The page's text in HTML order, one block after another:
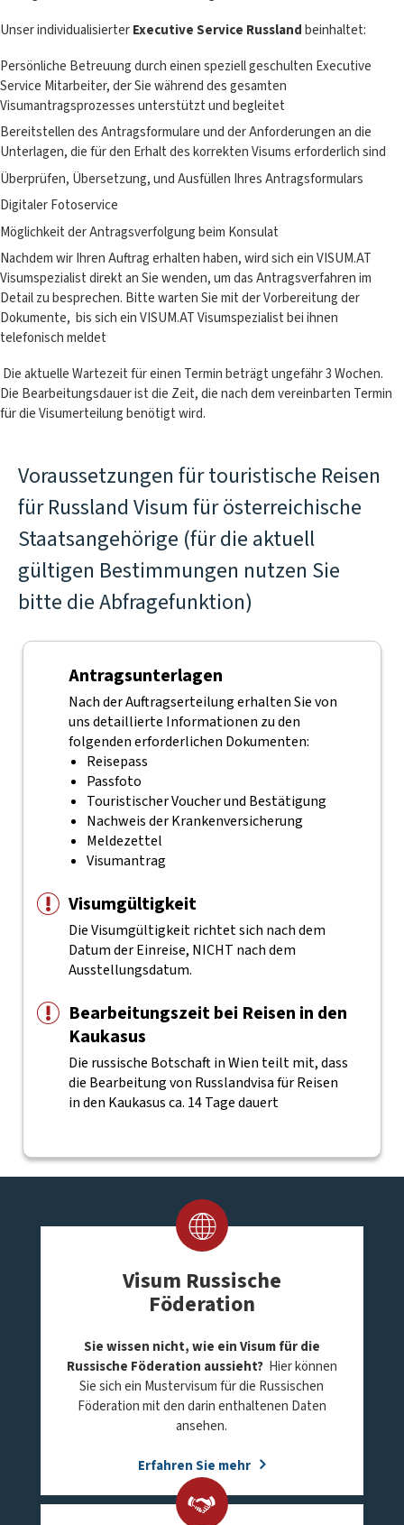
Unser individualisierterExecutive Service Russlandbeinhaltet:
Persönliche Betreuung durch einen speziell geschulten Executive
Service Mitarbeiter, der Sie während des gesamten
Visumantragsprozesses unterstützt und begleitet
Bereitstellen des Antragsformulare und der Anforderungen an die
Unterlagen, die für den Erhalt des korrekten Visums erforderlich sind
Überprüfen, Übersetzung, und Ausfüllen Ihres Antragsformulars
Digitaler Fotoservice
Möglichkeit der Antragsverfolgung beim Konsulat
Nachdem wir Ihren Auftrag erhalten haben, wird sich ein VISUM.AT
Visumspezialist direkt an Sie wenden, um das Antragsverfahren im
Detail zu besprechen. Bitte warten Sie mit der Vorbereitung der
Dokumente, bis sich ein VISUM.AT Visumspezialist bei ihnen
telefonisch meldet
Die aktuelle Wartezeit für einen Termin beträgt ungefähr 3 Wochen.
Die Bearbeitungsdauer ist die Zeit, die nach dem vereinbarten Termin
für die Visumerteilung benötigt wird.
Voraussetzungen für touristische Reisen
für Russland Visum für österreichische
Staatsangehörige (für die aktuell
gültigen Bestimmungen nutzen Sie
bitte die Abfragefunktion)
Antragsunterlagen
Nach der Auftragserteilung erhalten Sie von
uns detaillierte Informationen zu den
folgenden erforderlichen Dokumenten:
Reisepass
Passfoto
Touristischer Voucher und Bestätigung
Nachweis der Krankenversicherung
Meldezettel
Visumantrag
Visumgültigkeit
Die Visumgültigkeit richtet sich nach dem
Datum der Einreise, NICHT nach dem
Ausstellungsdatum.
Bearbeitungszeit bei Reisen in den
Kaukasus
Die russische Botschaft in Wien teilt mit, dass
die Bearbeitung von Russlandvisa für Reisen
in den Kaukasus ca. 14 Tage dauert
Visum Russische
Föderation
Sie wissen nicht, wie ein Visum für die
Russische Föderation aussieht?Hier können
Sie sich ein Mustervisum für die Russischen
Föderation mit den darin enthaltenen Daten
ansehen.
Erfahren Sie mehr